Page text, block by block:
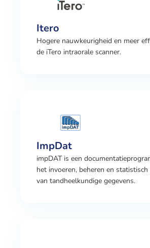
Itero
Hogere nauwkeurigheid en meer
de iTero intraorale scanner.
ImpDat
impDAT is een
het invoeren, beheren en statistisch
van tandheelkundige gegevens.